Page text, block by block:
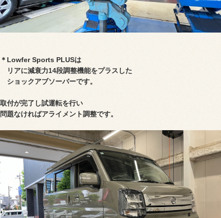
＊Lowfer Sports PLUSは
リアに減衰力14段調整機能をプラスした
ショックアブソーバーです。
取付が完了し試運転を行い
問題なければアライメント調整です。